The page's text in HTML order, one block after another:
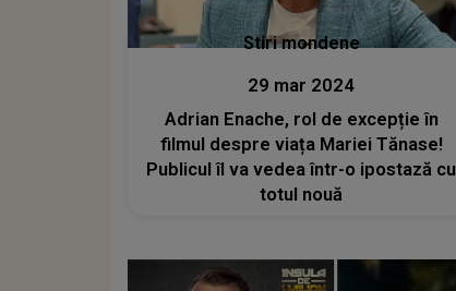
Stiri mondene
29 mar 2024
Adrian Enache, rol de excepție în
filmul despre viața Mariei Tănase!
Publicul îl va vedea într-o ipostază cu
totul nouă